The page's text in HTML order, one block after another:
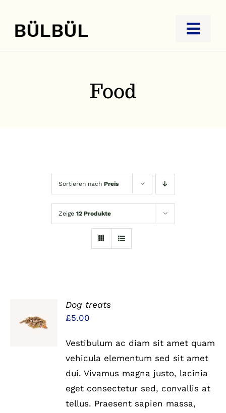
Inhalt
springen
Food
Sortieren nach Preis
Zeige 12 Produkte
WARENKORB
/
Dog treats
£5.00
Vestibulum ac diam sit amet quam
vehicula elementum sed sit amet
dui. Vivamus magna justo, lacinia
eget consectetur sed, convallis at
tellus. Praesent sapien massa,